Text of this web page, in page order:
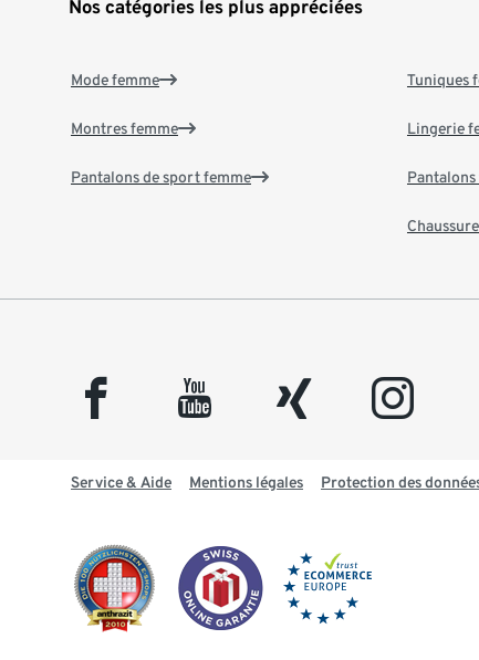
Nos catégories les plus appréciées
Mode femme
Montres femme
Pantalons de sport femme
Tuniques
Lingerie
facebook youtube xing instagram
Service & Aide Mentions légales Protection des